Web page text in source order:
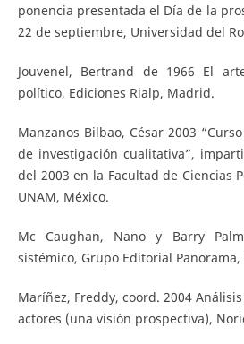
ponencia presentada el Día de la
22 de septiembre, Universidad del
Jouvenel, Bertrand de 1966 El
político, Ediciones Rialp, Madrid.
Manzanos Bilbao, César 2003
de investigación cualitativa”,
del 2003 en la Facultad de Ciencias
UNAM, México.
Mc Caughan, Nano y Barry
sistémico, Grupo Editorial Panorama,
Maríñez, Freddy, coord. 2004
actores (una visión prospectiva),